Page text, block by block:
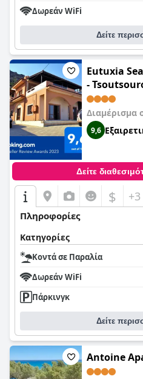
Δωρεάν WiFi
Δείτε
Eutuxia
-
Διαμέρισμα
9,6
Δείτε
$ +3
Πληροφορίες
Κατηγορίες
Κοντά σε Παραλία
Δωρεάν WiFi
Πάρκινγκ
Δείτε
Antoine